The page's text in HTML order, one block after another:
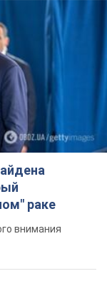
раке
внимания